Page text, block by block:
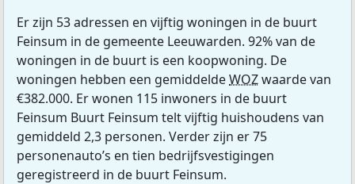
Er zijn 53 adressen en vijftig woningen in de buurt
Feinsum in de gemeente Leeuwarden. 92% van de
woningen in de buurt is een koopwoning. De
woningen hebben een gemiddeldeWOZwaarde van
€382.000. Er wonen 115 inwoners in de buurt
Feinsum Buurt Feinsum telt vijftig huishoudens van
gemiddeld 2,3 personen. Verder zijn er 75
personenauto’s en tien bedrijfsvestigingen
geregistreerd in de buurt Feinsum.